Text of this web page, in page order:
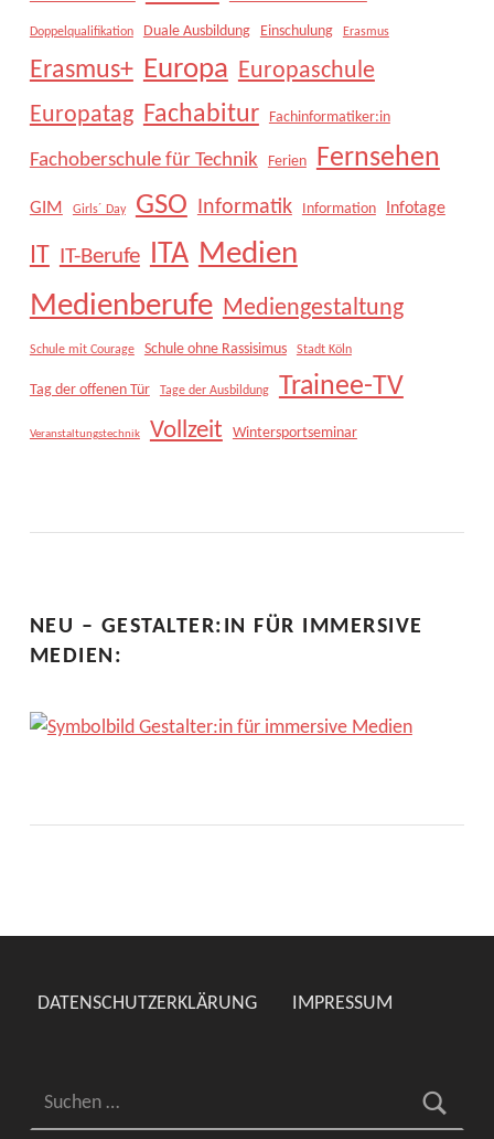
Doppelqualifikation Duale Ausbildung Einschulung Erasmus
Erasmus+ Europa Europaschule
Europatag Fachabitur Fachinformatiker:in
Fachoberschule für Technik Ferien Fernsehen
GIM Girls´ Day GSO Informatik Information Infotage
IT IT-Berufe ITA Medien
Medienberufe Mediengestaltung
Schule mit Courage Schule ohne Rassisimus Stadt Köln
Tag der offenen Tür Tage der Ausbildung Trainee-TV
Veranstaltungstechnik Vollzeit Wintersportseminar
NEU – GESTALTER:IN FÜR IMMERSIVE
MEDIEN:
DATENSCHUTZERKLÄRUNG IMPRESSUM